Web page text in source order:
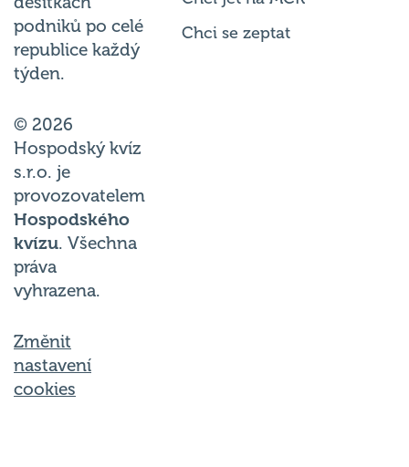
podniků po celé
republice každý
týden.
© 2026
Hospodský kvíz
s.r.o. je
provozovatelem
Hospodského
kvízu. Všechna
práva
vyhrazena.
Změnit
nastavení
cookies
Chci se zeptat